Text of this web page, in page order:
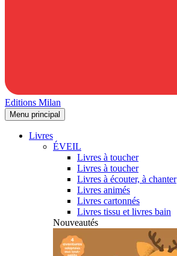
Editions Milan
Menu principal
Livres
ÉVEIL
Livres à toucher
Livres à toucher
Livres à écouter, à chanter
Livres animés
Livres cartonnés
Livres tissu et livres bain
Nouveautés